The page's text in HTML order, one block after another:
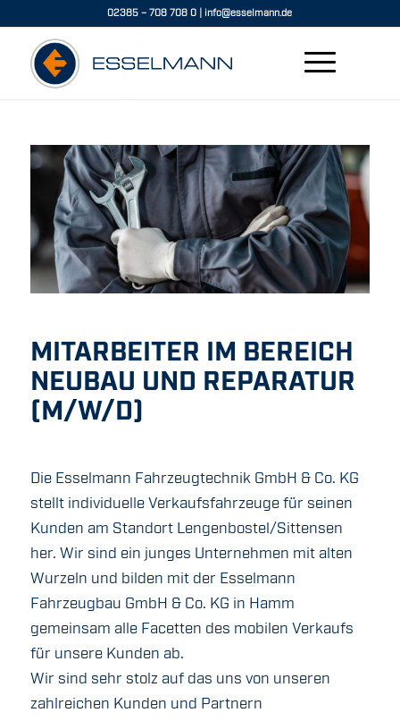
02385 – 708 708 0 info@esselmann.de
MITARBEITER IM BEREICH
NEUBAU UND REPARATUR
(M/W/D)
Die Esselmann Fahrzeugtechnik GmbH & Co. KG
stellt individuelle Verkaufsfahrzeuge für seinen
Kunden am Standort Lengenbostel/Sittensen
her. Wir sind ein junges Unternehmen mit alten
Wurzeln und bilden mit der Esselmann
Fahrzeugbau GmbH & Co. KG in Hamm
gemeinsam alle Facetten des mobilen Verkaufs
für unsere Kunden ab.
Wir sind sehr stolz auf das uns von unseren
zahlreichen Kunden und Partnern